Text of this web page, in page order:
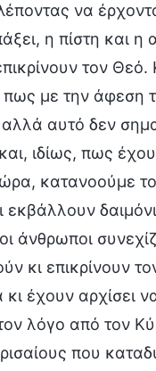
να
η πίστη και η
τον
με την άφεση
αυτό δεν
ιδίως, πως έχουν
κατανοούμε
εκβάλλουν
άνθρωποι
κι επικρίνουν
κι έχουν αρχίσει
λόγο από τον
που